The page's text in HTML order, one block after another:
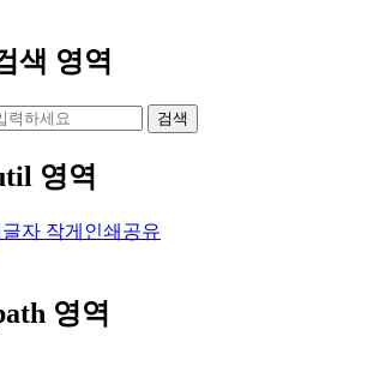
색 영역
검색
영역
글자 작게 인쇄 공유
영역